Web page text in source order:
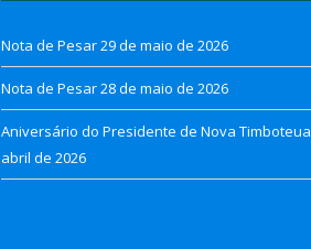
Nota de Pesar29 de maio de 2026
Nota de Pesar28 de maio de 2026
Aniversário do Presidente de Nova Timboteua
abril de 2026